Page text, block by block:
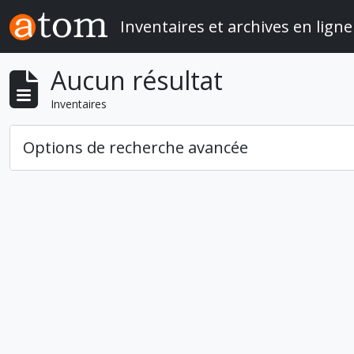
Skip to main content
Inventaires et archives en ligne
Aucun résultat
Inventaires
Options de recherche avancée